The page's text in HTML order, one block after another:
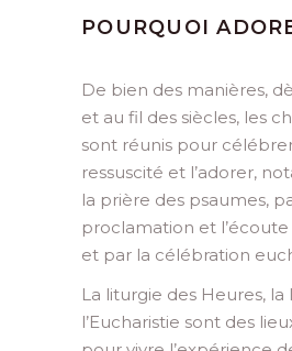
POURQUOI
De bien des manières,
et au fil des siècles, les
sont réunis pour
ressuscité et l’adorer,
la prière des psaumes,
proclamation et
et par la célébration
La liturgie des Heures,
l’Eucharistie sont des